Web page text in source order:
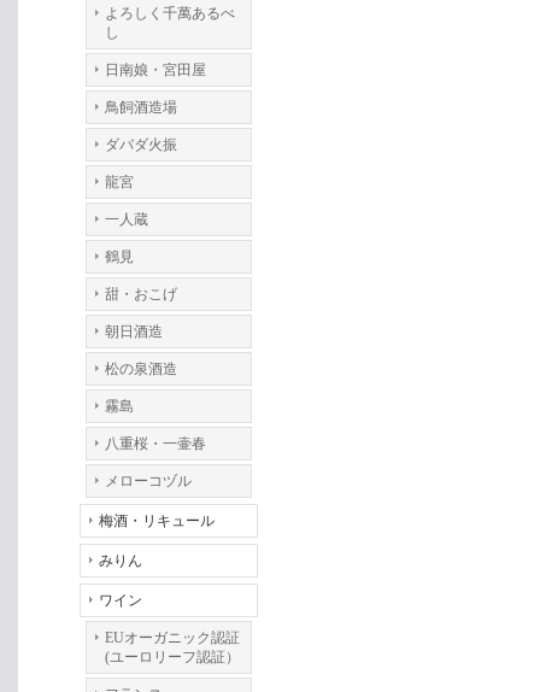
よろしく千萬あるべ
し
日南娘・宮田屋
鳥飼酒造場
ダバダ火振
龍宮
一人蔵
鶴見
甜・おこげ
朝日酒造
松の泉酒造
霧島
八重桜・一壷春
メローコヅル
梅酒・リキュール
みりん
ワイン
EUオーガニック認証
(ユーロリーフ認証）